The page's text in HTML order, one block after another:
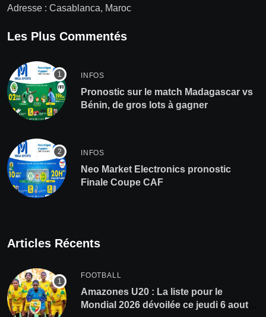
Adresse : Casablanca, Maroc
Les Plus Commentés
INFOS
Pronostic sur le match Madagascar vs
Bénin, de gros lots à gagner
INFOS
Neo Market Electronics pronostic
Finale Coupe CAF
Articles Récents
FOOTBALL
Amazones U20 : La liste pour le
Mondial 2026 dévoilée ce jeudi 6 aout